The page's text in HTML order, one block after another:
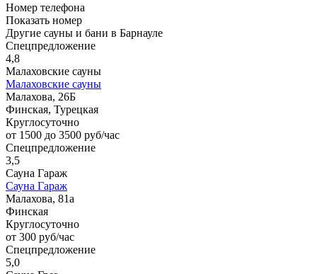
Номер телефона
Показать номер
Другие сауны и бани в Барнауле
Спецпредложение
4,8
Малаховские сауны
Малаховские сауны
Малахова, 26Б
Финская, Турецкая
Круглосуточно
от 1500 до 3500 руб/час
Спецпредложение
3,5
Сауна Гараж
Сауна Гараж
Малахова, 81а
Финская
Круглосуточно
от 300 руб/час
Спецпредложение
5,0